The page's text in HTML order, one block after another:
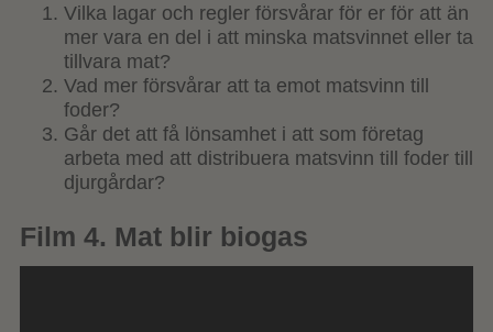
Vilka lagar och regler försvårar för er för att än
mer vara en del i att minska matsvinnet eller ta
tillvara mat?
Vad mer försvårar att ta emot matsvinn till
foder?
Går det att få lönsamhet i att som företag
arbeta med att distribuera matsvinn till foder till
djurgårdar?
Film 4. Mat blir biogas